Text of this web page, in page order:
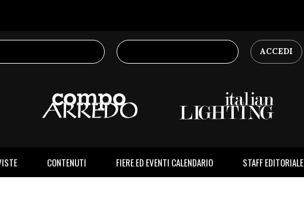
ACCEDI
CONTENUTI FIERE ED EVENTI CALENDARIO STAFF EDITORIALE